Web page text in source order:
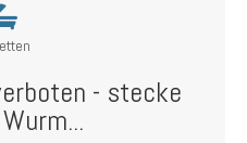
- stecke